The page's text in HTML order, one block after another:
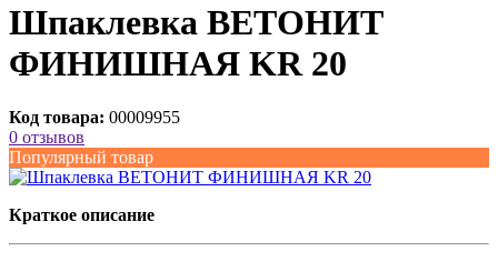
Шпаклевка ВЕТОНИТ
ФИНИШНАЯ KR 20
Код товара: 00009955
0 отзывов
Популярный товар
Краткое описание